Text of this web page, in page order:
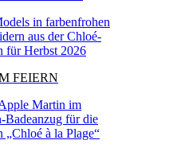
FEIERN